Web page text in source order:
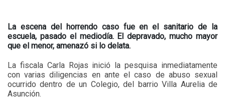
La escena del horrendo caso fue en el sanitario de la
escuela, pasado el mediodía. El depravado, mucho mayor
que el menor, amenazó si lo delata.
La fiscala Carla Rojas inició la pesquisa inmediatamente
con varias diligencias en ante el caso de abuso sexual
ocurrido dentro de un Colegio, del barrio Villa Aurelia de
Asunción.